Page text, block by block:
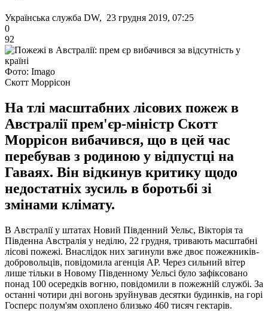
Українська служба DW, 23 грудня 2019, 07:25
0
92
Фото: Imagо
Скотт Моррісон
На тлі масштабних лісових пожеж в
Австралії прем'єр-міністр Скотт
Моррісон вибачився, що в цей час
перебував з родиною у відпустці на
Гаваях. Він відкинув критику щодо
недостатніх зусиль в боротьбі зі
змінами клімату.
В Австралії у штатах Новий Південний Уельс, Вікторія та
Південна Австралія у неділю, 22 грудня, тривають масштабні
лісові пожежі. Внаслідок них загинули вже двоє пожежників-
добровольців, повідомила агенція AP. Через сильний вітер
лише тільки в Новому Південному Уельсі було зафіксовано
понад 100 осередків вогню, повідомили в пожежній службі. За
останні чотири дні вогонь зруйнував десятки будинків, на горі
Госперс полум'ям охоплено близько 460 тисяч гектарів.